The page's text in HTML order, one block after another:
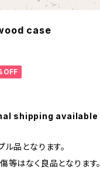
case
shipping available
ル品となります。
等はなく良品となります。